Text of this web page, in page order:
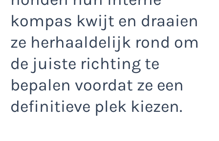
kompas kwijt en draaien
ze herhaaldelijk rond om
de juiste richting te
bepalen voordat ze een
definitieve plek kiezen.